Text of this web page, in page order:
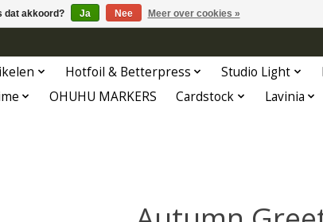
Hotfoil & Betterpress Studio Light
OHUHU MARKERS Cardstock Lavinia
dat akkoord? Ja Nee Meer over cookies »